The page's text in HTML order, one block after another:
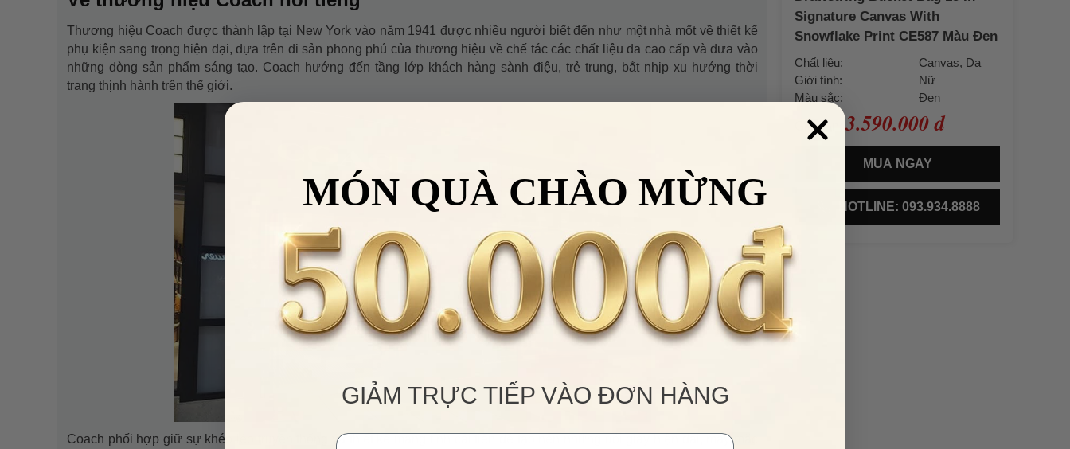
Thương hiệu Coach được thành lập tại New York vào năm 1941 được nhiều người biết đến như một nhà mốt về thiết kế
phụ kiện sang trọng hiện đại, dựa trên di sản phong phú của thương hiệu về chế tác các chất liệu da cao cấp và đưa vào
những dòng sản phẩm sáng tạo. Coach hướng đến tầng lớp khách hàng sành điệu, trẻ trung, bắt nhịp xu hướng thời
trang thịnh hành trên thế giới.
Coach phối hợp giữ sự khéo léo truyền thống và thiết kế mang tính cải tiến đề tạo nên những đôi giày hiện đại, may mặc
Signature Canvas With
Snowflake Print CE587 Màu Đen
Chất liệu:
Canvas, Da
Giới tính:
Nữ
Màu sắc:
Đen
Giá bán: 3.590.000 đ
MUA NGAY
HOTLINE: 093.934.8888
MÓN QUÀ CHÀO MỪNG
GIẢM TRỰC TIẾP VÀO ĐƠN HÀNG
Email